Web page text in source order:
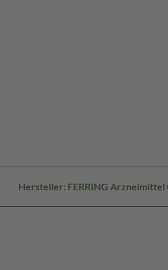
Hersteller: FERRING Arzneimittel